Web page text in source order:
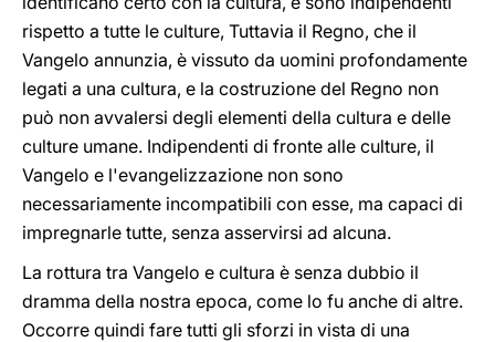
rispetto a tutte le culture, Tuttavia il Regno, che il
Vangelo annunzia, è vissuto da uomini profondamente
legati a una cultura, e la costruzione del Regno non
può non avvalersi degli elementi della cultura e delle
culture umane. Indipendenti di fronte alle culture, il
Vangelo e l'evangelizzazione non sono
necessariamente incompatibili con esse, ma capaci di
impregnarle tutte, senza asservirsi ad alcuna.
La rottura tra Vangelo e cultura è senza dubbio il
dramma della nostra epoca, come lo fu anche di altre.
Occorre quindi fare tutti gli sforzi in vista di una